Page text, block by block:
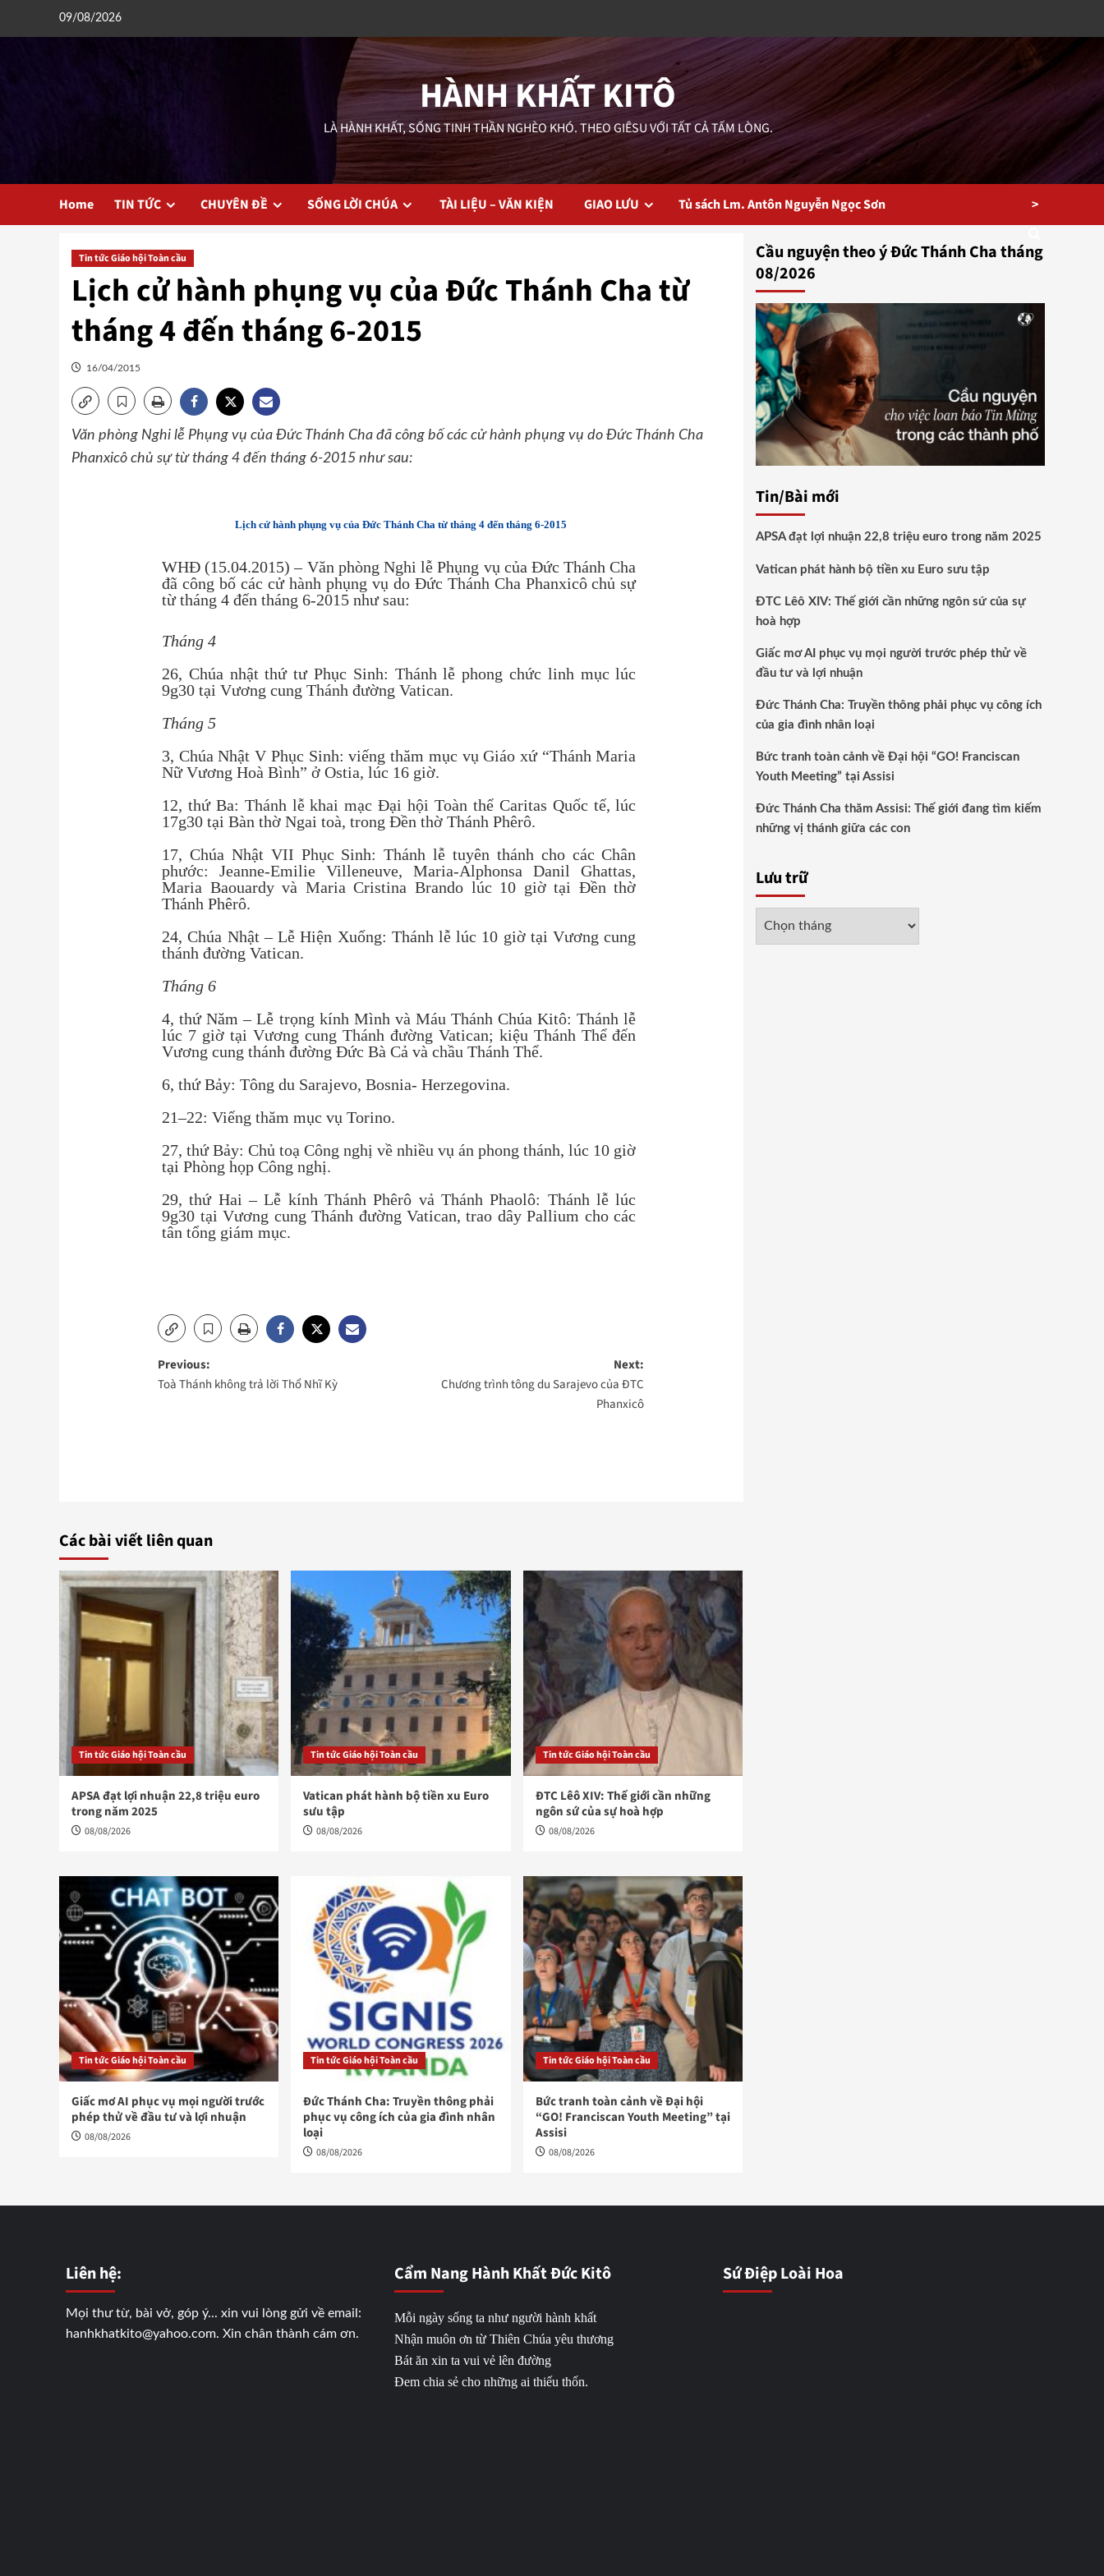
09/08/2026
HÀNH KHẤT KITÔ
LÀ HÀNH KHẤT, SỐNG TINH THẦN NGHÈO KHÓ. THEO GIÊSU VỚI TẤT CẢ TẤM LÒNG.
Home TIN TỨC CHUYÊN ĐỀ SỐNG LỜI CHÚA TÀI LIỆU – VĂN KIỆN GIAO LƯU Tủ sách Lm. Antôn Nguyễn Ngọc Sơn >
Tin tức Giáo hội Toàn cầu
Lịch cử hành phụng vụ của Đức Thánh Cha từ
tháng 4 đến tháng 6-2015
16/04/2015
Văn phòng Nghi lễ Phụng vụ của Đức Thánh Cha đã công bố các cử hành phụng vụ do Đức Thánh Cha
Phanxicô chủ sự từ tháng 4 đến tháng 6-2015 như sau:
Lịch cử hành phụng vụ của Đức Thánh Cha từ tháng 4 đến tháng 6-2015
WHĐ (15.04.2015) – Văn phòng Nghi lễ Phụng vụ của Đức Thánh Cha
đã công bố các cử hành phụng vụ do Đức Thánh Cha Phanxicô chủ sự
từ tháng 4 đến tháng 6-2015 như sau:
Tháng 4
26, Chúa nhật thứ tư Phục Sinh: Thánh lễ phong chức linh mục lúc
9g30 tại Vương cung Thánh đường Vatican.
Tháng 5
3, Chúa Nhật V Phục Sinh: viếng thăm mục vụ Giáo xứ “Thánh Maria
Nữ Vương Hoà Bình” ở Ostia, lúc 16 giờ.
12, thứ Ba: Thánh lễ khai mạc Đại hội Toàn thể Caritas Quốc tế, lúc
17g30 tại Bàn thờ Ngai toà, trong Đền thờ Thánh Phêrô.
17, Chúa Nhật VII Phục Sinh: Thánh lễ tuyên thánh cho các Chân
phước: Jeanne-Emilie Villeneuve, Maria-Alphonsa Danil Ghattas,
Maria Baouardy và Maria Cristina Brando lúc 10 giờ tại Đền thờ
Thánh Phêrô.
24, Chúa Nhật – Lễ Hiện Xuống: Thánh lễ lúc 10 giờ tại Vương cung
thánh đường Vatican.
Tháng 6
4, thứ Năm – Lễ trọng kính Mình và Máu Thánh Chúa Kitô: Thánh lễ
lúc 7 giờ tại Vương cung Thánh đường Vatican; kiệu Thánh Thể đến
Vương cung thánh đường Đức Bà Cả và chầu Thánh Thể.
6, thứ Bảy: Tông du Sarajevo, Bosnia- Herzegovina.
21–22: Viếng thăm mục vụ Torino.
27, thứ Bảy: Chủ toạ Công nghị về nhiều vụ án phong thánh, lúc 10 giờ
tại Phòng họp Công nghị.
29, thứ Hai – Lễ kính Thánh Phêrô vả Thánh Phaolô: Thánh lễ lúc
9g30 tại Vương cung Thánh đường Vatican, trao dây Pallium cho các
tân tổng giám mục.
Post
navigation
Previous:
Toà Thánh không trả lời Thổ Nhĩ Kỳ
Next:
Chương trình tông du Sarajevo của ĐTC
Phanxicô
Các bài viết liên quan
Tin tức Giáo hội Toàn cầu
APSA đạt lợi nhuận 22,8 triệu euro
trong năm 2025
08/08/2026
Tin tức Giáo hội Toàn cầu
Vatican phát hành bộ tiền xu Euro
sưu tập
08/08/2026
Tin tức Giáo hội Toàn cầu
ĐTC Lêô XIV: Thế giới cần những
ngôn sứ của sự hoà hợp
08/08/2026
Tin tức Giáo hội Toàn cầu
Giấc mơ AI phục vụ mọi người trước
phép thử về đầu tư và lợi nhuận
08/08/2026
Tin tức Giáo hội Toàn cầu
Đức Thánh Cha: Truyền thông phải
phục vụ công ích của gia đình nhân
loại
08/08/2026
Tin tức Giáo hội Toàn cầu
Bức tranh toàn cảnh về Đại hội
“GO! Franciscan Youth Meeting” tại
Assisi
08/08/2026
Cầu nguyện theo ý Đức Thánh Cha tháng
08/2026
Tin/Bài mới
APSA đạt lợi nhuận 22,8 triệu euro trong năm 2025
Vatican phát hành bộ tiền xu Euro sưu tập
ĐTC Lêô XIV: Thế giới cần những ngôn sứ của sự
hoà hợp
Giấc mơ AI phục vụ mọi người trước phép thử về
đầu tư và lợi nhuận
Đức Thánh Cha: Truyền thông phải phục vụ công ích
của gia đình nhân loại
Bức tranh toàn cảnh về Đại hội “GO! Franciscan
Youth Meeting” tại Assisi
Đức Thánh Cha thăm Assisi: Thế giới đang tìm kiếm
những vị thánh giữa các con
Lưu trữ
Liên hệ:
Mọi thư từ, bài vở, góp ý... xin vui lòng gửi về email:
hanhkhatkito@yahoo.com. Xin chân thành cám ơn.
Cẩm Nang Hành Khất Đức Kitô
Mỗi ngày sống ta như người hành khất
Nhận muôn ơn từ Thiên Chúa yêu thương
Bát ăn xin ta vui vẻ lên đường
Đem chia sẻ cho những ai thiếu thốn.
Sứ Điệp Loài Hoa